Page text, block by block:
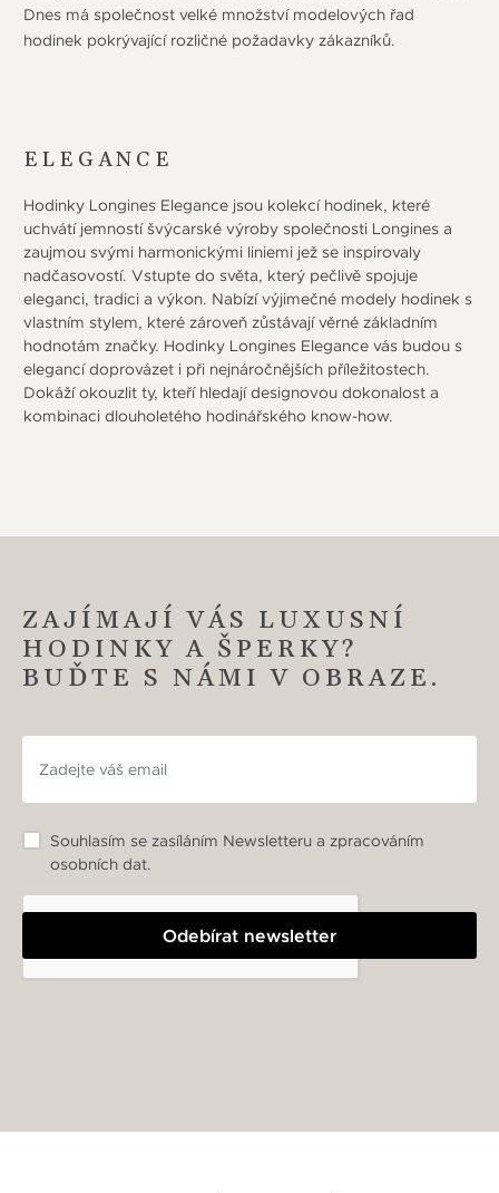
Dnes má společnost velké množství modelových řad
hodinek pokrývající rozličné požadavky zákazníků.
ELEGANCE
Hodinky Longines Elegance jsou kolekcí hodinek, které
uchvátí jemností švýcarské výroby společnosti Longines a
zaujmou svými harmonickými liniemi jež se inspirovaly
nadčasovostí. Vstupte do světa, který pečlivě spojuje
eleganci, tradici a výkon. Nabízí výjimečné modely hodinek s
vlastním stylem, které zároveň zůstávají věrné základním
hodnotám značky. Hodinky Longines Elegance vás budou s
elegancí doprovázet i při nejnáročnějších příležitostech.
Dokáží okouzlit ty, kteří hledají designovou dokonalost a
kombinaci dlouholetého hodinářského know-how.
ZAJÍMAJÍ VÁS LUXUSNÍ
HODINKY A ŠPERKY?
BUĎTE S NÁMI V OBRAZE.
Odebírat newsletter
Souhlasím se zasíláním Newsletteru a zpracováním
osobních dat.